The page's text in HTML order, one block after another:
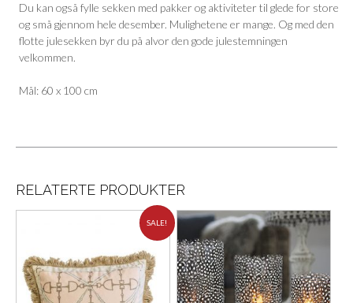
Du kan også fylle sekken med pakker og aktiviteter til glede for store
og små gjennom hele desember. Mulighetene er mange. Og med den
flotte julesekken byr du på alvor den gode julestemningen
velkommen.
Mål: 60 x 100 cm
RELATERTE PRODUKTER
SALE!